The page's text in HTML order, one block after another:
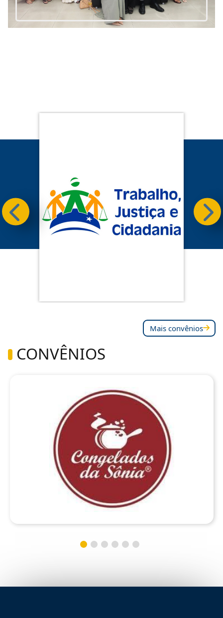
CONVÊNIOS
Mais convênios